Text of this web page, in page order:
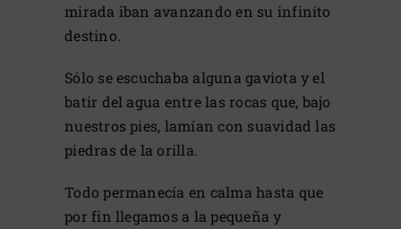
mirada iban avanzando en su infinito
destino.
Sólo se escuchaba alguna gaviota y el
batir del agua entre las rocas que, bajo
nuestros pies, lamían con suavidad las
piedras de la orilla.
Todo permanecía en calma hasta que
por fin llegamos a la pequeña y